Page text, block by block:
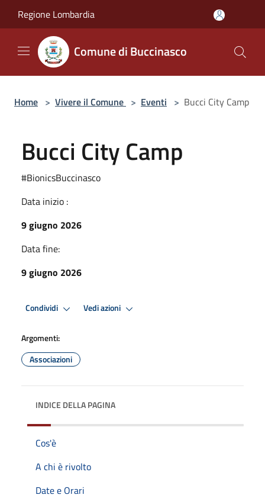
Regione Lombardia
Comune di Buccinasco
Home > Vivere il Comune > Eventi > Bucci City Camp
Bucci City Camp
#BionicsBuccinasco
Data inizio :
9 giugno 2026
Data fine:
9 giugno 2026
Condividi Vedi azioni
Argomenti:
Associazioni
INDICE DELLA PAGINA
Cos'è
A chi è rivolto
Date e Orari